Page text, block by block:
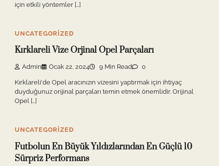
için etkili yöntemler […]
UNCATEGORIZED
Kırklareli Vize Orjinal Opel Parçaları
Admin Ocak 22, 2024 9 Min Read 0
Kırklareli'de Opel aracınızın vizesini yaptırmak için ihtiyaç
duyduğunuz orijinal parçaları temin etmek önemlidir. Orijinal
Opel […]
UNCATEGORIZED
Futbolun En Büyük Yıldızlarından En Güçlü 10
Sürpriz Performans